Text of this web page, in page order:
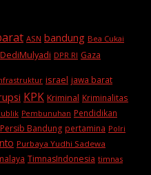
ASN bandung Bea Cukai
DediMulyadi DPR RI Gaza
israel jawa barat
KPK Kriminal Kriminalitas
Pembunuhan Pendidikan
Persib Bandung pertamina Polri
Purbaya Yudhi Sadewa
TimnasIndonesia timnas